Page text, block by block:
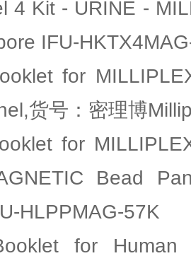
4 Kit - URINE -
IFU-
for
货号：密理博
for
Bead
HLPPMAG-57K
for Human